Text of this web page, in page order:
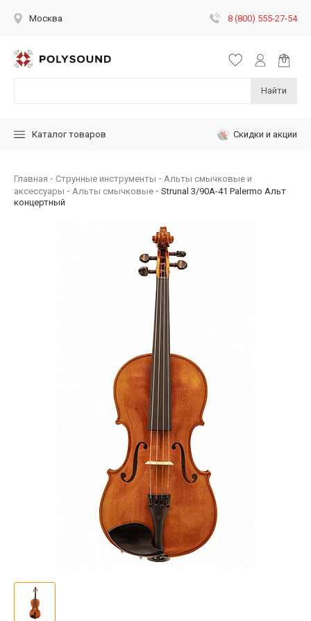
Москва 8 (800) 555-27-54
Найти
Каталог товаров Скидки и акции
Главная Струнные инструменты
Альты смычковые и
аксессуары
Альты смычковые
Strunal 3/90A-41 Palermo Альт
концертный